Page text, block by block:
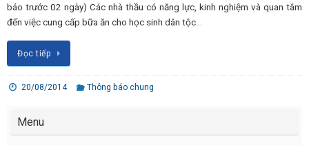
báo trước 02 ngày) Các nhà thầu có năng lực, kinh nghiệm và quan tâm
đến việc cung cấp bữa ăn cho học sinh dân tộc…
Đọc tiếp
20/08/2014 Thông báo chung
Menu